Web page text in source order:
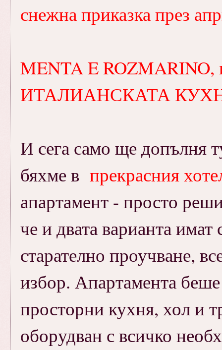
снежна приказка през
MENTA E ROZMARINO,
ИТАЛИАНСКАТА
И сега само ще допълня
бяхме в прекрасния
апартамент - просто
че и двата варианта
старателно проучване,
избор. Апартамента
просторни кухня, хол и
оборудван с всичко